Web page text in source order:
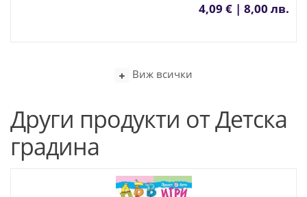
4,09 € | 8,00 лв.
Виж всички
Други продукти от Детска
градина